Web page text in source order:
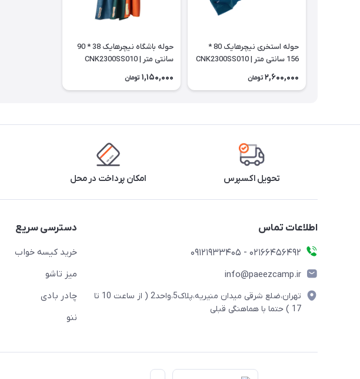
حوله استخری نیچرهایک 80 *
156 سانتی متر | CNK2300SS010
2,600,000 تومان
حوله باشگاه نیچرهایک 38 * 90
سانتی متر | CNK2300SS010
1,150,000 تومان
تحویل اکسپرس امکان پرداخت در محل
اطلاعات تماس
02166456492 - 09121933405
info@paeezcamp.ir
تهران،ضلع شرقی میدان منیریه،پلاک5،واحد2 ( از ساعت 10 تا
17 ) حتما با هماهنگی قبلی
دسترسی سریع
خرید کیسه خواب
میز تاشو
چادر بادی
ننو